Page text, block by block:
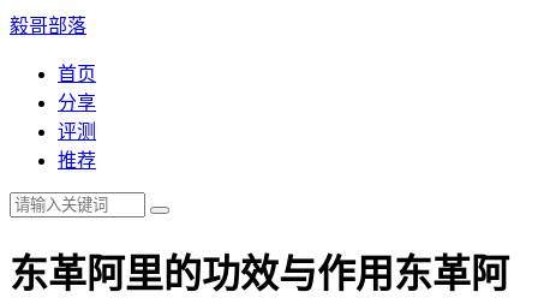
毅哥部落
首页
分享
评测
推荐
东革阿里的功效与作用东革阿